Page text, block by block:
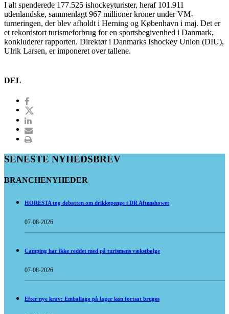
I alt spenderede 177.525 ishockeyturister, heraf 101.911
udenlandske, sammenlagt 967 millioner kroner under VM-
turneringen, der blev afholdt i Herning og København i maj. Det er
et rekordstort turismeforbrug for en sportsbegivenhed i Danmark,
konkluderer rapporten. Direktør i Danmarks Ishockey Union (DIU),
Ulrik Larsen, er imponeret over tallene.
DEL
SENESTE NYHEDSBREV
BRANCHENYHEDER
HORESTA tog debatten om drikkepenge i DR Aftenshowet
07-08-2026
Camping har ikke reddet med på turismens vækstbølge
07-08-2026
Efter nye krav: Emballage på lager kan fortsat bruges